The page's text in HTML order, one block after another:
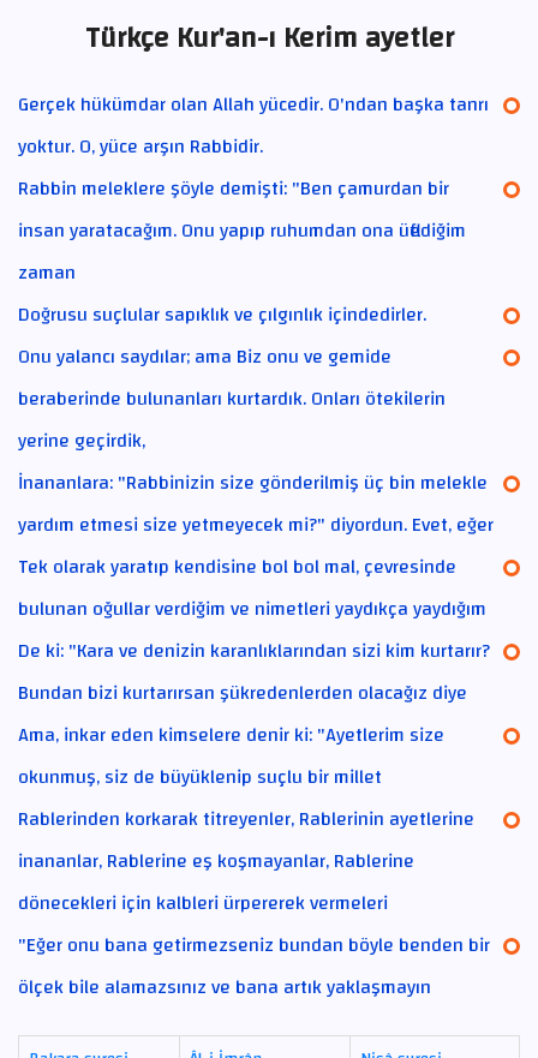
Türkçe Kur'an-ı Kerim ayetler
Gerçek hükümdar olan Allah yücedir. O'ndan başka tanrı
yoktur. O, yüce arşın Rabbidir.
Rabbin meleklere şöyle demişti: "Ben çamurdan bir
insan yaratacağım. Onu yapıp ruhumdan ona üflediğim
zaman
Doğrusu suçlular sapıklık ve çılgınlık içindedirler.
Onu yalancı saydılar; ama Biz onu ve gemide
beraberinde bulunanları kurtardık. Onları ötekilerin
yerine geçirdik,
İnananlara: "Rabbinizin size gönderilmiş üç bin melekle
yardım etmesi size yetmeyecek mi?" diyordun. Evet, eğer
Tek olarak yaratıp kendisine bol bol mal, çevresinde
bulunan oğullar verdiğim ve nimetleri yaydıkça yaydığım
De ki: "Kara ve denizin karanlıklarından sizi kim kurtarır?
Bundan bizi kurtarırsan şükredenlerden olacağız diye
Ama, inkar eden kimselere denir ki: "Ayetlerim size
okunmuş, siz de büyüklenip suçlu bir millet
Rablerinden korkarak titreyenler, Rablerinin ayetlerine
inananlar, Rablerine eş koşmayanlar, Rablerine
dönecekleri için kalbleri ürpererek vermeleri
"Eğer onu bana getirmezseniz bundan böyle benden bir
ölçek bile alamazsınız ve bana artık yaklaşmayın